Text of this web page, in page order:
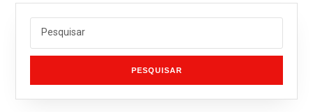
PESQUISAR